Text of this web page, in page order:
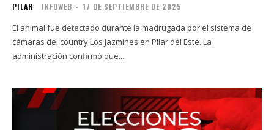
PILAR INFOWEB - 17 DE SEPTIEMBRE DE 2025
El animal fue detectado durante la madrugada por el sistema de
cámaras del country Los Jazmines en Pilar del Este. La
administración confirmó que...